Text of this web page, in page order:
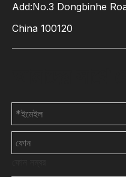
Add:No.3 Dongbinhe
China 100120